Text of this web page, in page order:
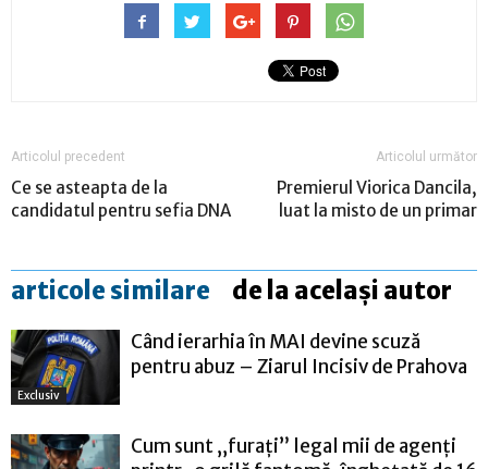
Articolul precedent
Ce se asteapta de la
candidatul pentru sefia DNA
Articolul următor
Premierul Viorica Dancila,
luat la misto de un primar
articole similare de la același autor
Exclusiv
Când ierarhia în MAI devine scuză
pentru abuz – Ziarul Incisiv de Prahova
Cum sunt „furați” legal mii de agenți